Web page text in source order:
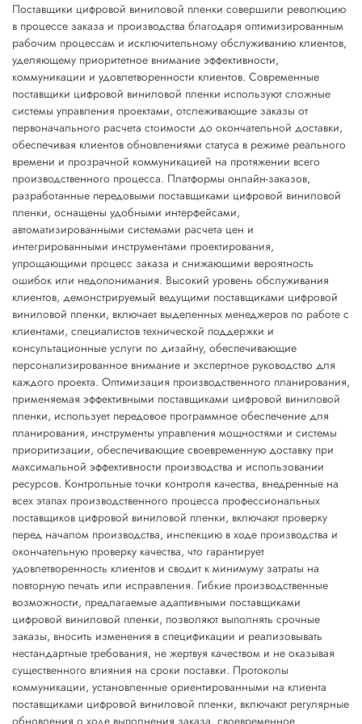
Поставщики цифровой виниловой пленки совершили революцию
в процессе заказа и производства благодаря оптимизированным
рабочим процессам и исключительному обслуживанию клиентов,
уделяющему приоритетное внимание эффективности,
коммуникации и удовлетворенности клиентов. Современные
поставщики цифровой виниловой пленки используют сложные
системы управления проектами, отслеживающие заказы от
первоначального расчета стоимости до окончательной доставки,
обеспечивая клиентов обновлениями статуса в режиме реального
времени и прозрачной коммуникацией на протяжении всего
производственного процесса. Платформы онлайн-заказов,
разработанные передовыми поставщиками цифровой виниловой
пленки, оснащены удобными интерфейсами,
автоматизированными системами расчета цен и
интегрированными инструментами проектирования,
упрощающими процесс заказа и снижающими вероятность
ошибок или недопонимания. Высокий уровень обслуживания
клиентов, демонстрируемый ведущими поставщиками цифровой
виниловой пленки, включает выделенных менеджеров по работе с
клиентами, специалистов технической поддержки и
консультационные услуги по дизайну, обеспечивающие
персонализированное внимание и экспертное руководство для
каждого проекта. Оптимизация производственного планирования,
применяемая эффективными поставщиками цифровой виниловой
пленки, использует передовое программное обеспечение для
планирования, инструменты управления мощностями и системы
приоритизации, обеспечивающие своевременную доставку при
максимальной эффективности производства и использовании
ресурсов. Контрольные точки контроля качества, внедренные на
всех этапах производственного процесса профессиональных
поставщиков цифровой виниловой пленки, включают проверку
перед началом производства, инспекцию в ходе производства и
окончательную проверку качества, что гарантирует
удовлетворенность клиентов и сводит к минимуму затраты на
повторную печать или исправления. Гибкие производственные
возможности, предлагаемые адаптивными поставщиками
цифровой виниловой пленки, позволяют выполнять срочные
заказы, вносить изменения в спецификации и реализовывать
нестандартные требования, не жертвуя качеством и не оказывая
существенного влияния на сроки поставки. Протоколы
коммуникации, установленные ориентированными на клиента
поставщиками цифровой виниловой пленки, включают регулярные
обновления о ходе выполнения заказа, своевременное